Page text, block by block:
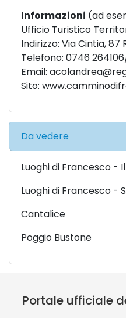
Informazioni (ad
Ufficio Turistico
Indirizzo: Via Cintia, 87
Telefono: 0746
Email:
Sito:
Da vedere
Luoghi di Francesco -
Luoghi di Francesco -
Cantalice
Poggio Bustone
Portale ufficiale